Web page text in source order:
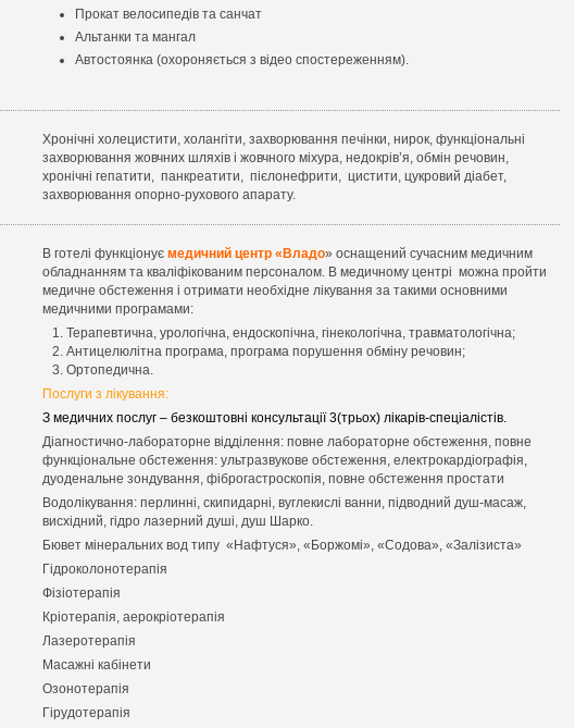
Прокат велосипедів та санчат
Альтанки та мангал
Автостоянка (охороняється з відео спостереженням).
Хронічні холецистити, холангіти, захворювання печінки, нирок, функціональні
захворювання жовчних шляхів і жовчного міхура, недокрів’я, обмін речовин,
хронічні гепатити, панкреатити, пієлонефрити, цистити, цукровий діабет,
захворювання опорно-рухового апарату.
В готелі функціонує медичний центр «Владо» оснащений сучасним медичним
обладнанням та кваліфікованим персоналом. В медичному центрі можна пройти
медичне обстеження і отримати необхідне лікування за такими основними
медичними програмами:
1. Терапевтична, урологічна, ендоскопічна, гінекологічна, травматологічна;
2. Антицелюлітна програма, програма порушення обміну речовин;
3. Ортопедична.
Послуги з лікування:
З медичних послуг – безкоштовні консультації 3(трьох) лікарів-спеціалістів.
Діагностично-лабораторне відділення: повне лабораторне обстеження, повне
функціональне обстеження: ультразвукове обстеження, електрокардіографія,
дуоденальне зондування, фіброгастроскопія, повне обстеження простати
Водолікування: перлинні, скипидарні, вуглекислі ванни, підводний душ-масаж,
висхідний, гідро лазерний душі, душ Шарко.
Бювет мінеральних вод типу «Нафтуся», «Боржомі», «Содова», «Залізиста»
Гідроколонотерапія
Фізіотерапія
Кріотерапія, аерокріотерапія
Лазеротерапія
Масажні кабінети
Озонотерапія
Гірудотерапія